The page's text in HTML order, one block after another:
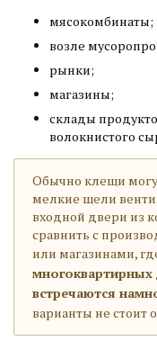
мясокомбинаты;
возле
рынки;
магазины;
склады
волокнистого
Обычно клещи
мелкие щели
входной двери из
сравнить с
или магазинами,
встречаются
варианты не стоит